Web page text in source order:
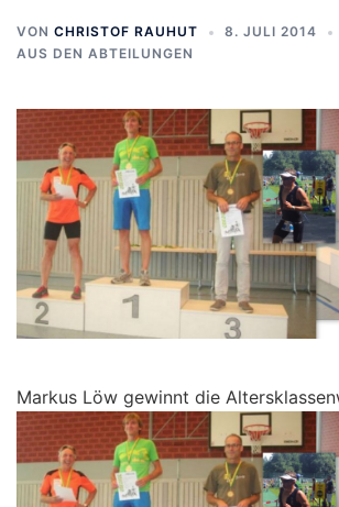
VON CHRISTOF RAUHUT
8. JULI 2014
AUS DEN ABTEILUNGEN
Markus Löw gewinnt die